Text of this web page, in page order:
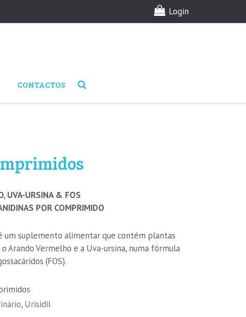
Login
CONTACTOS
UVA-URSINA & FOS
POR COMPRIMIDO
um suplemento alimentar que contém plantas
Arando Vermelho e a Uva-ursina, numa fórmula
(FOS).
, Urisidil